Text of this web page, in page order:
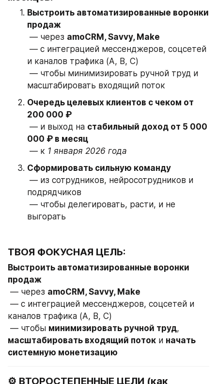
Выстроить автоматизированные воронки
продаж
— через amoCRM, Savvy, Make
и каналов трафика (A, B, C)
масштабировать входящий поток
Очередь целевых клиентов с чеком от
200 000 ₽
— и выход на стабильный доход от 5 000
000 ₽ в месяц
— к 1 января 2026 года
Сформировать сильную команду
подрядчиков
выгорать
ТВОЯ ФОКУСНАЯ ЦЕЛЬ:
Выстроить автоматизированные воронки
продаж
— через amoCRM, Savvy, Make
каналов трафика (A, B, C)
— чтобы минимизировать ручной труд
масштабировать входящий поток и начать
системную монетизацию
⚙️ ВТОРОСТЕПЕННЫЕ ЦЕЛИ (как